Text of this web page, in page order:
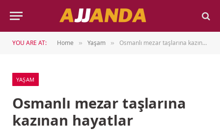
YOU ARE AT: Home » Yaşam » Osmanlı mezar taşlarına kazınan hayatlar
YAŞAM
Osmanlı mezar taşlarına
kazınan hayatlar